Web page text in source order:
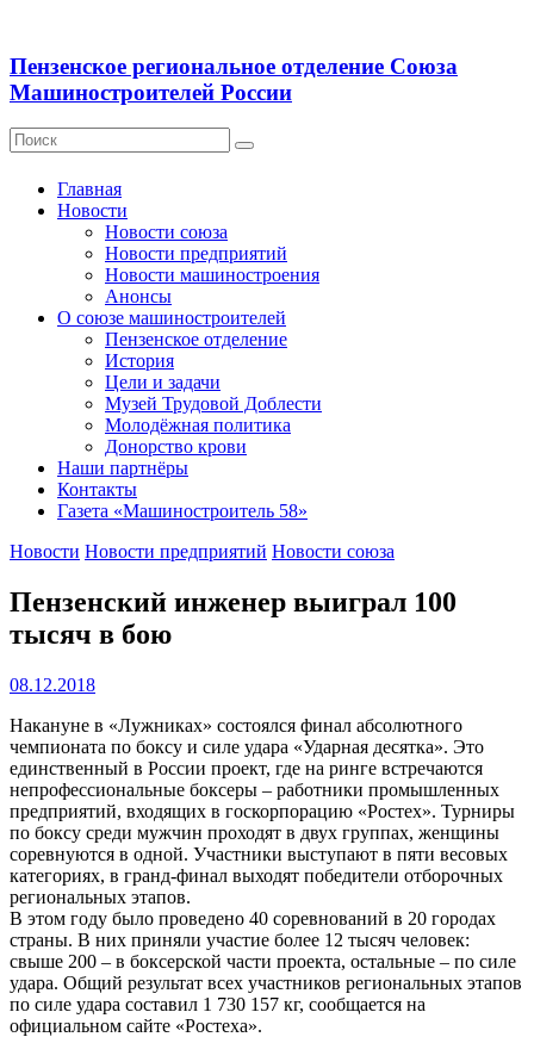
Пензенское региональное отделение Союза
Машиностроителей России
Главная
Новости
Новости союза
Новости предприятий
Новости машиностроения
Анонсы
О союзе машиностроителей
Пензенское отделение
История
Цели и задачи
Музей Трудовой Доблести
Молодёжная политика
Донорство крови
Наши партнёры
Контакты
Газета «Машиностроитель 58»
Новости Новости предприятий Новости союза
Пензенский инженер выиграл 100
тысяч в бою
08.12.2018
Накануне в «Лужниках» состоялся финал абсолютного
чемпионата по боксу и силе удара «Ударная десятка». Это
единственный в России проект, где на ринге встречаются
непрофессиональные боксеры – работники промышленных
предприятий, входящих в госкорпорацию «Ростех». Турниры
по боксу среди мужчин проходят в двух группах, женщины
соревнуются в одной. Участники выступают в пяти весовых
категориях, в гранд-финал выходят победители отборочных
региональных этапов.
В этом году было проведено 40 соревнований в 20 городах
страны. В них приняли участие более 12 тысяч человек:
свыше 200 – в боксерской части проекта, остальные – по силе
удара. Общий результат всех участников региональных этапов
по силе удара составил 1 730 157 кг, сообщается на
официальном сайте «Ростеха».